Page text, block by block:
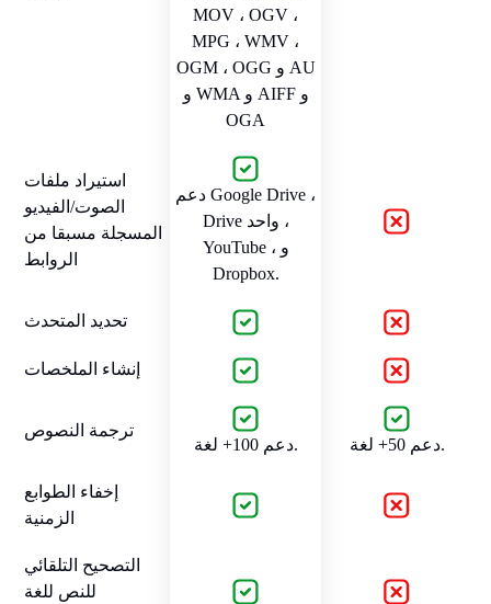
MOV ، OGV ،
MPG ، WMV ،
OGM ، OGG و AU
و WMA و AIFF و
OGA
استيراد ملفات
الصوت/الفيديو
المسجلة مسبقا من
الروابط
دعم Google Drive ،
Drive واحد ،
YouTube ، و
Dropbox.
تحديد المتحدث
إنشاء الملخصات
ترجمة النصوص
دعم 100+ لغة. دعم 50+ لغة.
إخفاء الطوابع
الزمنية
التصحيح التلقائي
للنص للغة